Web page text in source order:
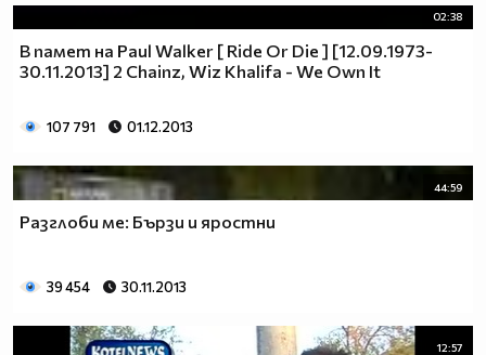
02:38
В памет на Paul Walker [ Ride Or Die ] [12.09.1973-
30.11.2013] 2 Chainz, Wiz Khalifa - We Own It
107 791 01.12.2013
44:59
Разглоби ме: Бързи и яростни
39 454 30.11.2013
12:57